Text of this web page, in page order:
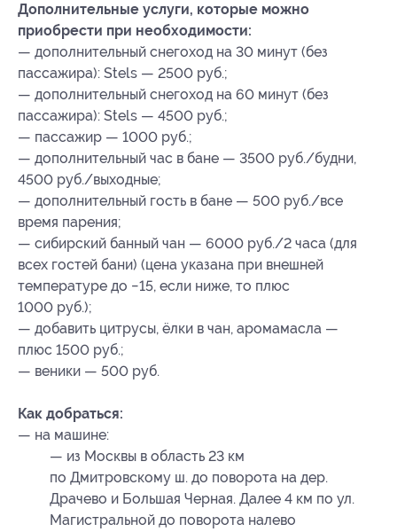
Дополнительные услуги, которые можно
приобрести при необходимости:
— дополнительный снегоход на 30 минут (без
пассажира): Stels — 2500 руб.;
— дополнительный снегоход на 60 минут (без
пассажира): Stels — 4500 руб.;
— пассажир — 1000 руб.;
— дополнительный час в бане — 3500 руб./будни,
4500 руб./выходные;
— дополнительный гость в бане — 500 руб./все
время парения;
— сибирский банный чан — 6000 руб./2 часа (для
всех гостей бани) (цена указана при внешней
температуре до −15, если ниже, то плюс
1000 руб.);
— добавить цитрусы, ёлки в чан, аромамасла —
плюс 1500 руб.;
— ⁠веники — 500 руб.
Как добраться:
— на машине:
— из Москвы в область 23 км
по Дмитровскому ш. до поворота на дер.
Драчево и Большая Черная. Далее 4 км по ул.
Магистральной до поворота налево